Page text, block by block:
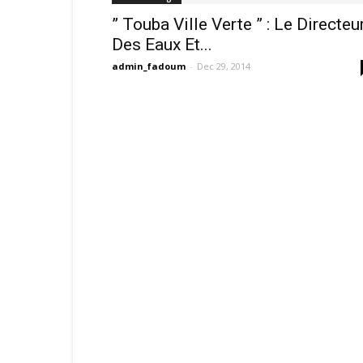
” Touba Ville Verte ” : Le
Des Eaux Et...
admin_fadoum - Dec 29, 2014